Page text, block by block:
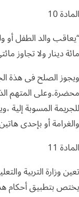
المادة 10
“يعاقب والد الطفل أو
مائة دينار ولا تجاوز
ويجوز الصلح فى هذة
محضرة.وعلى المتهم
للجريمة المسوبة إلية
والغرامة أو بإحدى
المادة 11
تعين وزارة التربية
يختص بتطبيق أحكام